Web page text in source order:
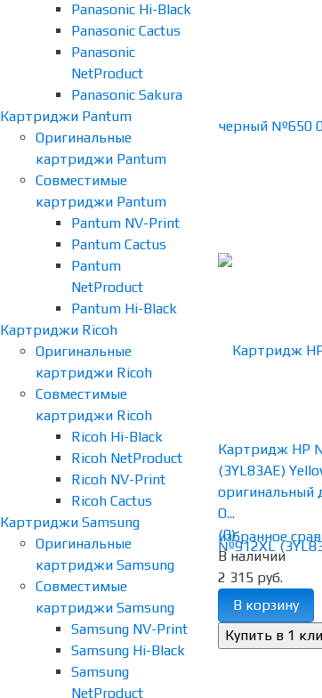
Panasonic Hi-Black
Panasonic Cactus
Panasonic
NetProduct
Panasonic Sakura
Картриджи Pantum
Оригинальные
картриджи Pantum
Совместимые
картриджи Pantum
Pantum NV-Print
Pantum Cactus
Pantum
NetProduct
Pantum Hi-Black
Картриджи Ricoh
Оригинальные
картриджи Ricoh
Совместимые
картриджи Ricoh
Ricoh Hi-Black
Ricoh NetProduct
Ricoh NV-Print
Ricoh Cactus
Картриджи Samsung
Оригинальные
картриджи Samsung
Совместимые
картриджи Samsung
Samsung NV-Print
Samsung Hi-Black
Samsung
NetProduct
избранное
Картридж HP
(3YL83AE)
оригинальный
O...
(0)
В наличии
2 315 руб.
В корзину